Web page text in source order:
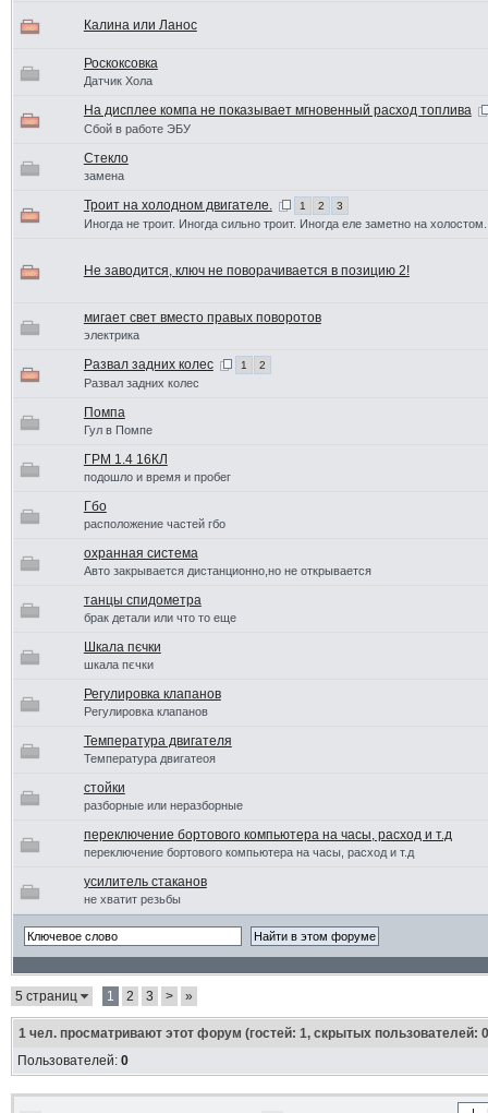
Калина или Ланос
Роскоксовка
Датчик Хола
На дисплее компа не показывает мгновенный расход топлива
Сбой в работе ЭБУ
Стекло
замена
Троит на холодном двигателе. 1 2 3
Иногда не троит. Иногда сильно троит. Иногда еле заметно на холостом.
Не заводится, ключ не поворачивается в позицию 2!
мигает свет вместо правых поворотов
электрика
Развал задних колес 1 2
Развал задних колес
Помпа
Гул в Помпе
ГРМ 1.4 16КЛ
подошло и время и пробег
Гбо
расположение частей гбо
охранная система
Авто закрывается дистанционно,но не открывается
танцы спидометра
брак детали или что то еще
Шкала пєчки
шкала пєчки
Регулировка клапанов
Регулировка клапанов
Температура двигателя
Температура двигатеоя
стойки
разборные или неразборные
переключение бортового компьютера на часы, расход и т.д
переключение бортового компьютера на часы, расход и т.д
усилитель стаканов
не хватит резьбы
5 страниц 1 2 3 > »
1чел. просматривают этот форум (гостей: 1, скрытых пользователей:
Пользователей: 0